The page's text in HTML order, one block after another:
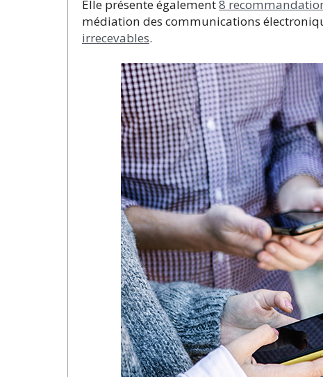
Elle présente également8
médiation des communications
irrecevables.